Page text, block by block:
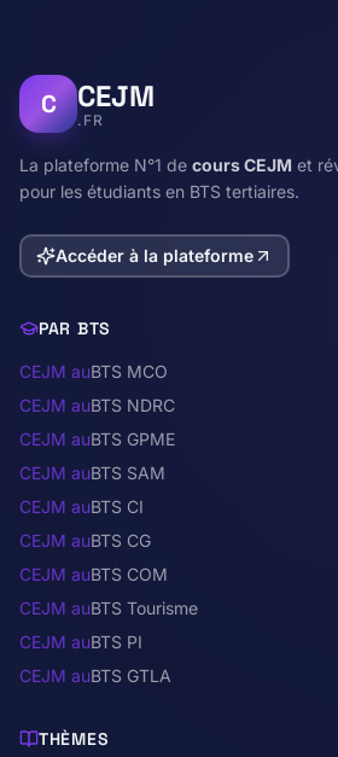
C CEJM
.FR
La plateforme N°1 de cours CEJM et
pour les étudiants en BTS tertiaires.
Accéder à la plateforme
PAR BTS
CEJM auBTS MCO
CEJM auBTS NDRC
CEJM auBTS GPME
CEJM auBTS SAM
CEJM auBTS CI
CEJM auBTS CG
CEJM auBTS COM
CEJM auBTS Tourisme
CEJM auBTS PI
CEJM auBTS GTLA
THÈMES